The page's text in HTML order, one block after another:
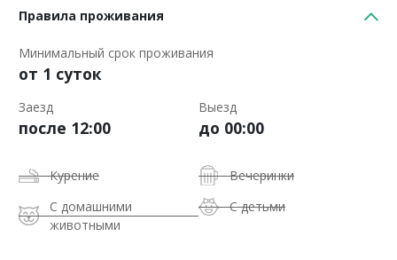
Правила проживания
Минимальный срок проживания
от 1 суток
Заезд
после 12:00
Выезд
до 00:00
Курение
Вечеринки
С домашними
животными
С детьми